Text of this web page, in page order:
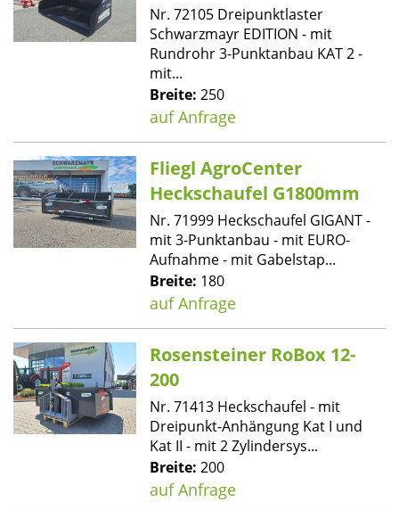
Nr. 72105 Dreipunktlaster
Schwarzmayr EDITION - mit
Rundrohr 3-Punktanbau KAT 2 -
mit...
Breite: 250
auf Anfrage
Fliegl AgroCenter
Heckschaufel G1800mm
Nr. 71999 Heckschaufel GIGANT -
mit 3-Punktanbau - mit EURO-
Aufnahme - mit Gabelstap...
Breite: 180
auf Anfrage
Rosensteiner RoBox 12-
200
Nr. 71413 Heckschaufel - mit
Dreipunkt-Anhängung Kat I und
Kat II - mit 2 Zylindersys...
Breite: 200
auf Anfrage